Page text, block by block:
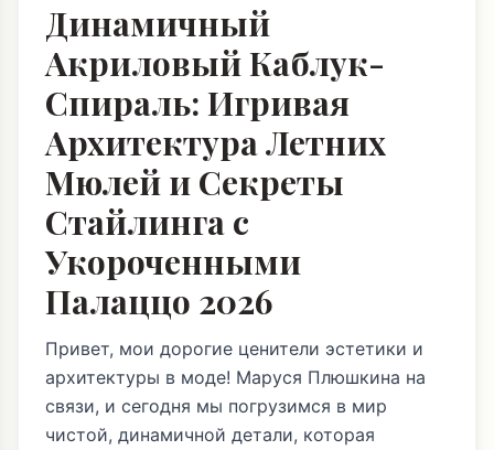
Динамичный
Акриловый Каблук-
Спираль: Игривая
Архитектура Летних
Мюлей и Секреты
Стайлинга с
Укороченными
Палаццо 2026
Привет, мои дорогие ценители эстетики и
архитектуры в моде! Маруся Плюшкина на
связи, и сегодня мы погрузимся в мир
чистой, динамичной детали, которая